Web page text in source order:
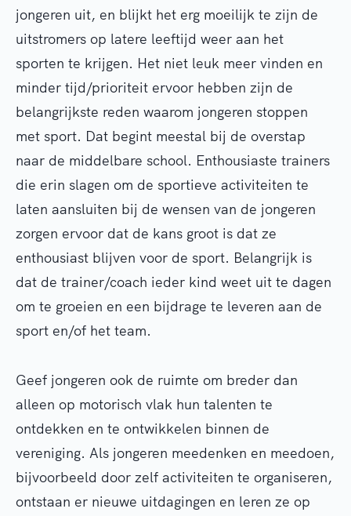
jongeren uit, en blijkt het erg moeilijk te zijn de
uitstromers op latere leeftijd weer aan het
sporten te krijgen. Het niet leuk meer vinden en
minder tijd/prioriteit ervoor hebben zijn de
belangrijkste reden waarom jongeren stoppen
met sport. Dat begint meestal bij de overstap
naar de middelbare school. Enthousiaste trainers
die erin slagen om de sportieve activiteiten te
laten aansluiten bij de wensen van de jongeren
zorgen ervoor dat de kans groot is dat ze
enthousiast blijven voor de sport. Belangrijk is
dat de trainer/coach ieder kind weet uit te dagen
om te groeien en een bijdrage te leveren aan de
sport en/of het team.
Geef jongeren ook de ruimte om breder dan
alleen op motorisch vlak hun talenten te
ontdekken en te ontwikkelen binnen de
vereniging. Als jongeren meedenken en meedoen,
bijvoorbeeld door zelf activiteiten te organiseren,
ontstaan er nieuwe uitdagingen en leren ze op